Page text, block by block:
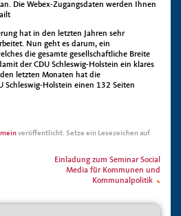
Die Webex-Zugangsdaten werden Ihnen
hat in den letzten Jahren sehr
Nun geht es darum, ein
die gesamte gesellschaftliche Breite
der CDU Schleswig-Holstein ein klares
letzten Monaten hat die
Schleswig-Holstein einen 132 Seiten
veröffentlicht. Setze ein Lesezeichen auf
Einladung zum Seminar Social
Media für Kommunen und
Kommunalpolitik